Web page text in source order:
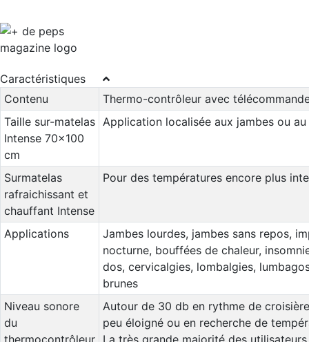
Caractéristiques
Contenu
Thermo-contrôleur avec
Taille sur-matelas
Intense 70x100
cm
Application localisée aux jambes ou
Surmatelas
rafraichissant et
chauffant Intense
Pour des températures encore plus
Applications
Jambes lourdes, jambes sans repos,
nocturne, bouffées de chaleur,
dos, cervicalgies, lombalgies,
brunes
Niveau sonore
du
thermocontrôleur
Autour de 30 db en rythme de
peu éloigné ou en recherche de
La très grande majorité des